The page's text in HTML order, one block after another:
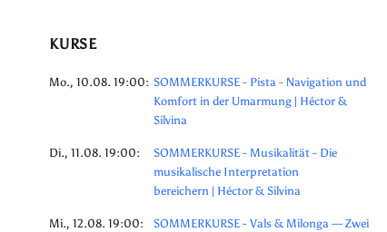
KURSE
Mo., 10.08. 19:00: SOMMERKURSE - Pista - Navigation und
Komfort in der Umarmung | Héctor &
Silvina
Di., 11.08. 19:00:
SOMMERKURSE - Musikalität - Die
musikalische Interpretation
bereichern | Héctor & Silvina
Mi., 12.08. 19:00:
SOMMERKURSE - Vals & Milonga — Zwei